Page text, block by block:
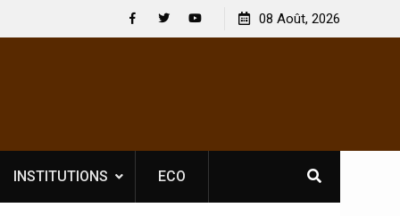
se
[France-Présidentielle 2027] Les enjeux de
souveraineté démocratique sévèrement touchés ?
08 Août, 2026
INSTITUTIONS ECO